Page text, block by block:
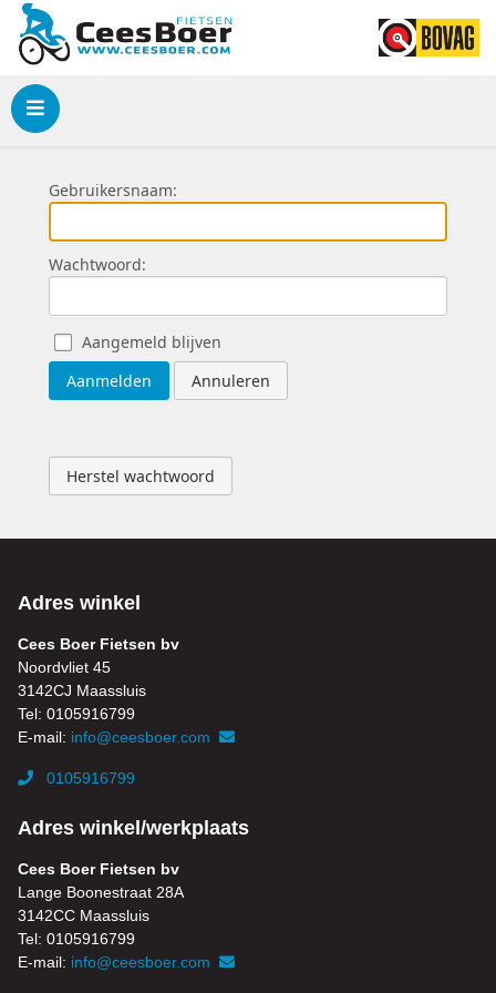
Menu
Gebruikersnaam:
Wachtwoord:
Aangemeld blijven
Aanmelden
Annuleren
Herstel wachtwoord
Adres winkel
Cees Boer Fietsen bv
Noordvliet 45
3142CJ Maassluis
Tel: 0105916799
E-mail: info@ceesboer.com
0105916799
Adres winkel/werkplaats
Cees Boer Fietsen bv
Lange Boonestraat 28A
3142CC Maassluis
Tel: 0105916799
E-mail: info@ceesboer.com